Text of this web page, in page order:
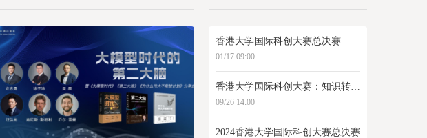
香港大学国际科创大赛总决赛
01/17 09:00
香港大学国际科创大赛：知识转化论坛：AI与智能创造
09/26 14:00
2024香港大学国际科创大赛总决赛